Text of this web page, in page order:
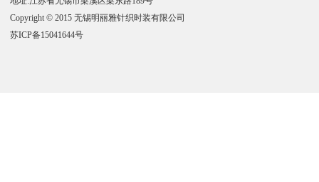
Copyright © 2015 无锡明丽雅针织时装有限公司
苏ICP备15041644号